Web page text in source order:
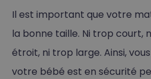
Il est important que votre
la bonne taille. Ni trop court,
étroit, ni trop large. Ainsi,
votre bébé est en sécurité